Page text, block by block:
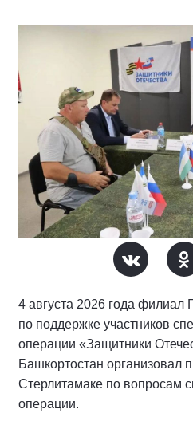
4 августа 2026 года филиал
по поддержке участников
операции «Защитники
Башкортостан организовал
Стерлитамаке по вопросам
операции.